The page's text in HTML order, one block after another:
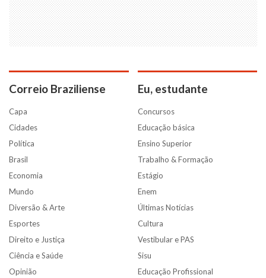
Correio Braziliense
Capa
Cidades
Política
Brasil
Economia
Mundo
Diversão & Arte
Esportes
Direito e Justiça
Ciência e Saúde
Opinião
Eu, estudante
Concursos
Educação básica
Ensino Superior
Trabalho & Formação
Estágio
Enem
Últimas Notícias
Cultura
Vestibular e PAS
Sisu
Educação Profissional